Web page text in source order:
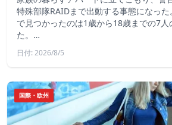
特殊部隊RAIDまで出動する事態になっ
で見つかったのは1歳から18歳までの7人
た。…
日付: 2026/8/5
国際・欧州